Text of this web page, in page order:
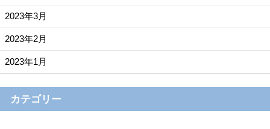
2023年3月
2023年2月
2023年1月
カテゴリー